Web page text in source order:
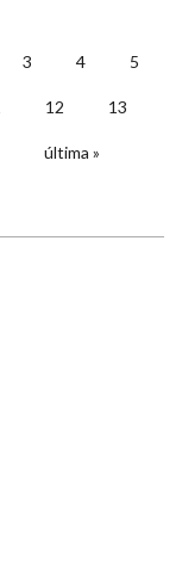
3 4 5
12 13
última »